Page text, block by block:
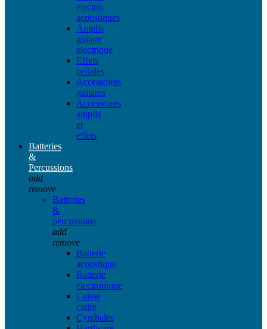
electro-
acoustiques
Amplis
guitare
electrique
Effets
pedales
Accessoires
guitares
Accessoires
amplis
et
effets
Batteries
&
Percussions
add
remove
Batteries
&
percussions
add
remove
Batterie
acoustique
Batterie
electronique
Caisse
claire
Cymbales